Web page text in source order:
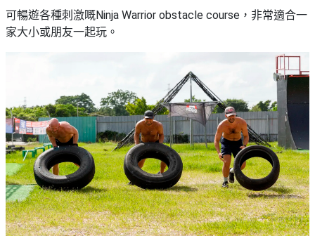
可暢遊各種刺激嘅Ninja Warrior obstacle course，非常適合一
家大小或朋友一起玩。